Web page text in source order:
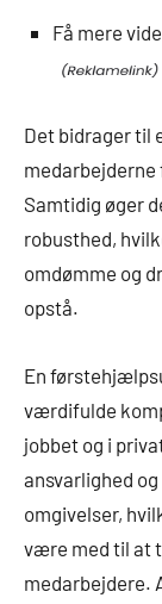
Få mere
Det bidrager til
Samtidig øger
robusthed,
omdømme og
opstå.
En
værdifulde
jobbet og i
ansvarlighed
omgivelser,
være med til at
medarbejdere.